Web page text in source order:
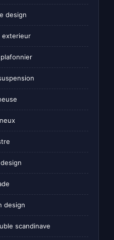
design
exterieur
design
scandinave